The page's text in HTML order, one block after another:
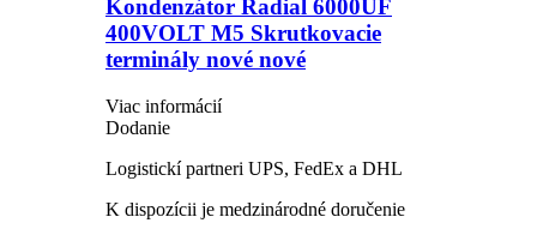
Kondenzátor Radial 6000UF
400VOLT M5 Skrutkovacie
terminály nové nové
Viac informácií
Dodanie
Logistickí partneri UPS, FedEx a DHL
K dispozícii je medzinárodné doručenie